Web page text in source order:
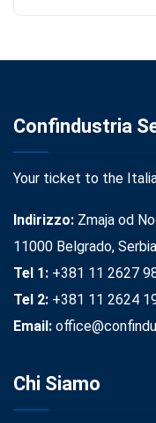
Confindustria
Your ticket to the
Indirizzo: Zmaja od
11000 Belgrado, Serbia
Tel 1: +381 11 2627
Tel 2: +381 11 2624
Email:
Chi Siamo